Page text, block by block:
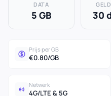
DATA
5 GB 30
Prijs per GB
€0.80/GB
Netwerk
4G/LTE & 5G